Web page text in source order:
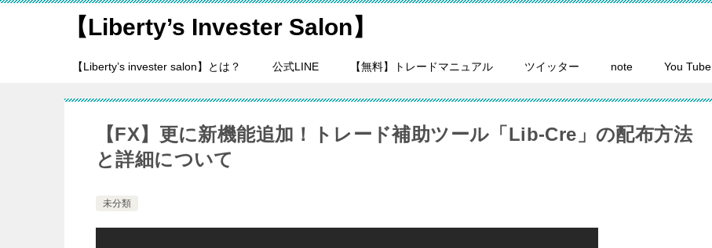
【Liberty’s Invester Salon】
【Liberty’s invester salon】とは？ 公式LINE 【無料】トレードマニュアル ツイッター note You Tube
【FX】更に新機能追加！トレード補助ツール「Lib-Cre」の配布方法
と詳細について
未分類